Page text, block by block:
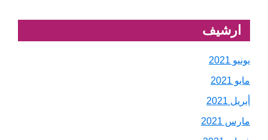
ارشيف
يونيو 2021
مايو 2021
أبريل 2021
مارس 2021